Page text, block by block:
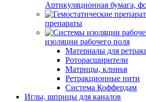
Артикуляционная бумага,
препараты
изоляции рабочего поля
Материалы для
Роторасширители
Матрицы, клинья
Ретракционные нити
Система Коффердам
Иглы, шприцы для каналов